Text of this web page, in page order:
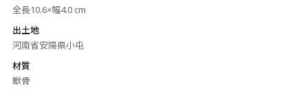
全長10.6×幅4.0 cm
出土地
河南省安陽県小屯
材質
獣骨